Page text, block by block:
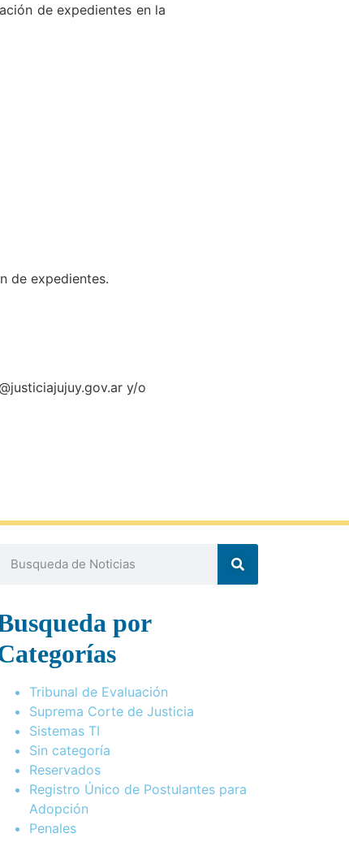
de expedientes en la
de expedientes.
y/o
por
Tribunal de Evaluación
Suprema Corte de Justicia
Sistemas TI
Sin categoría
Reservados
Registro Único de Postulantes para
Adopción
Penales